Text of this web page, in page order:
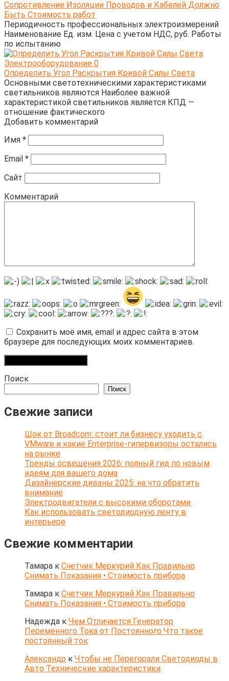
Сопротивление Изоляции Проводов и Кабелей Должно
Быть Стоимость работ
Периодичность профессиональных электроизмерений
Наименование Ед. изм. Цена с учетом НДС, руб. Работы
по испытанию
Электрооборудование 0
Определить Угол Раскрытия Кривой Силы Света
Основными светотехническими характеристиками
светильников являются Наиболее важной
характеристикой светильников является КПД —
отношение фактического
Добавить комментарий
Имя *
Email *
Сайт
Комментарий
Сохранить моё имя, email и адрес сайта в этом
браузере для последующих моих комментариев.
Поиск
Поиск
Свежие записи
Шок от Broadcom: стоит ли бизнесу уходить с
VMware и какие Enterprise-гипервизоры остались
на рынке
Тренды освещения 2026: полный гид по новым
идеям для вашего дома
Дизайнерские диваны 2025: на что обратить
внимание
Электродвигатели с высокими оборотами
Как использовать светодиодную ленту в
интерьере
Свежие комментарии
Тамара к Счетчик Меркурий Как Правильно
Снимать Показания • Стоимость прибора
Тамара к Счетчик Меркурий Как Правильно
Снимать Показания • Стоимость прибора
Надежда к Чем Отличается Генератор
Переменного Тока от Постоянного Что такое
постоянный ток
Александр к Чтобы не Перегорали Светодиоды в
Авто Технические характеристики